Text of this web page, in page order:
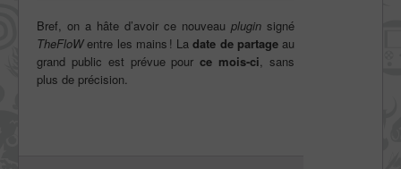
Bref, on a hâte d’avoir ce nouveau plugin signé
TheFloWentre les mains ! Ladate de partageau
grand public est prévue pource mois-ci , sans
plus de précision.